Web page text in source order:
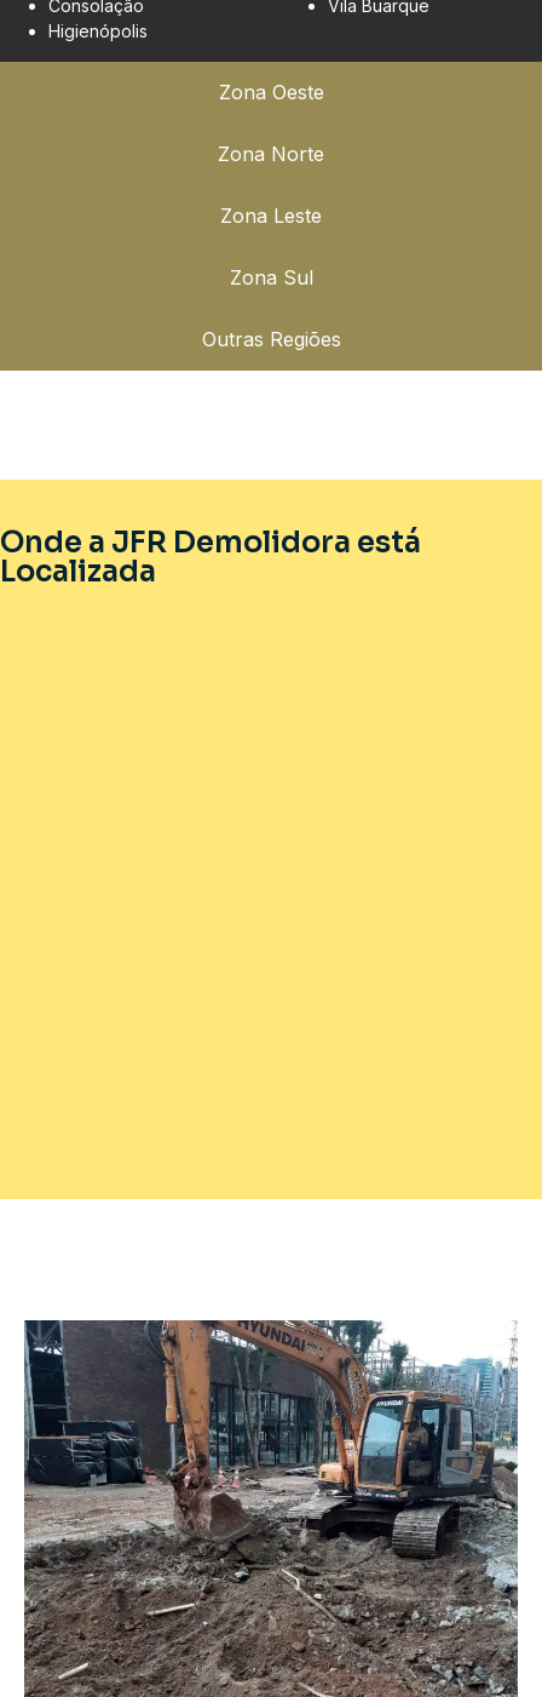
Zona Oeste
Zona Norte
Zona Leste
Zona Sul
Outras Regiões
Consolação
Higienópolis
Vila Buarque
Onde a JFR Demolidora está
Localizada